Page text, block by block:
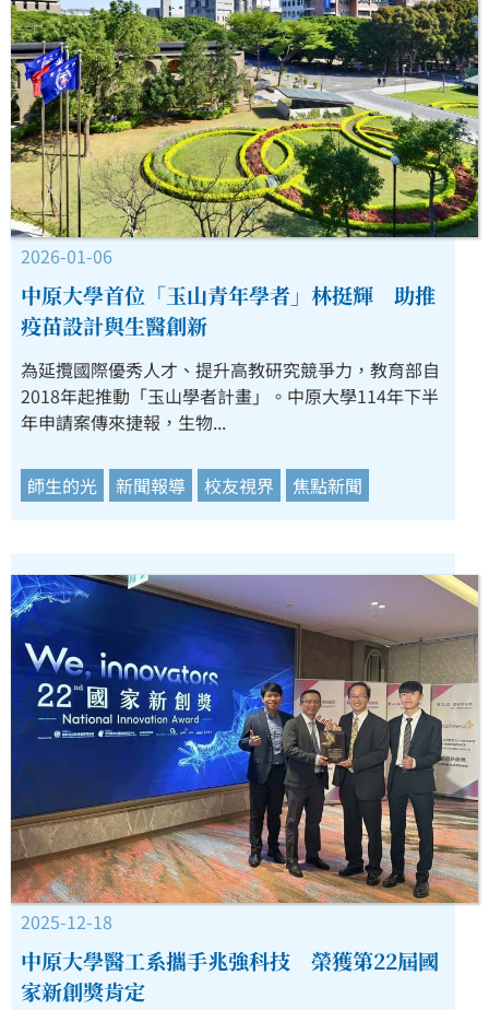
2026-01-06
中原大學首位「玉山青年學者」林挺輝 助推
疫苗設計與生醫創新
為延攬國際優秀人才、提升高教研究競爭力，教育部自
2018年起推動「玉山學者計畫」。中原大學114年下半
年申請案傳來捷報，生物...
師生的光 新聞報導 校友視界 焦點新聞
2025-12-18
中原大學醫工系攜手兆強科技 榮獲第22屆國
家新創獎肯定